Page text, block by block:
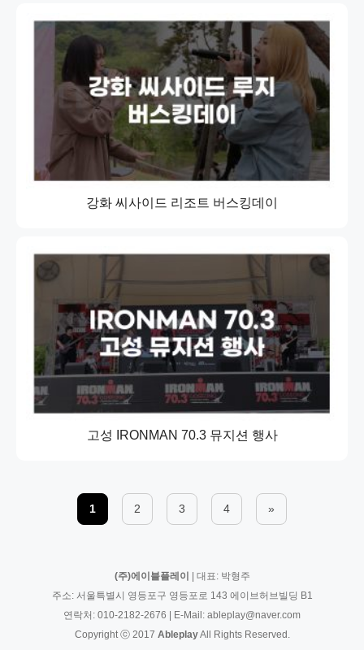
강화 씨사이드 리조트 버스킹데이
고성 IRONMAN 70.3 뮤지션 행사
1 2 3 4 »
(주)에이블플레이
| 대표: 박형주
주소: 서울특별시 영등포구 영등포로 143 에이브허브빌딩 B1
연락처: 010-2182-2676 | E-Mail: ableplay@naver.com
Copyright ⓒ 2017 AbleplayAll Rights Reserved.